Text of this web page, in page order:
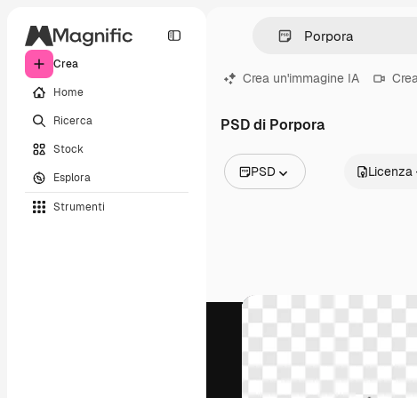
Crea
Home
Ricerca
Stock
Esplora
Strumenti
Crea un'immagine IA
PSD di Porpora
PSD
Video
Modelli 3D
Licenza